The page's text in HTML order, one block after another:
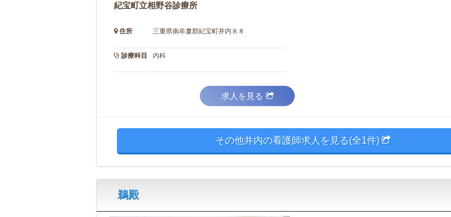
紀宝町立相野谷診療所
住所 三重県南牟婁郡紀宝町井内８８
診療科目 内科
求人を見る
その他井内の看護師求人を見る(全1件)
鵜殿